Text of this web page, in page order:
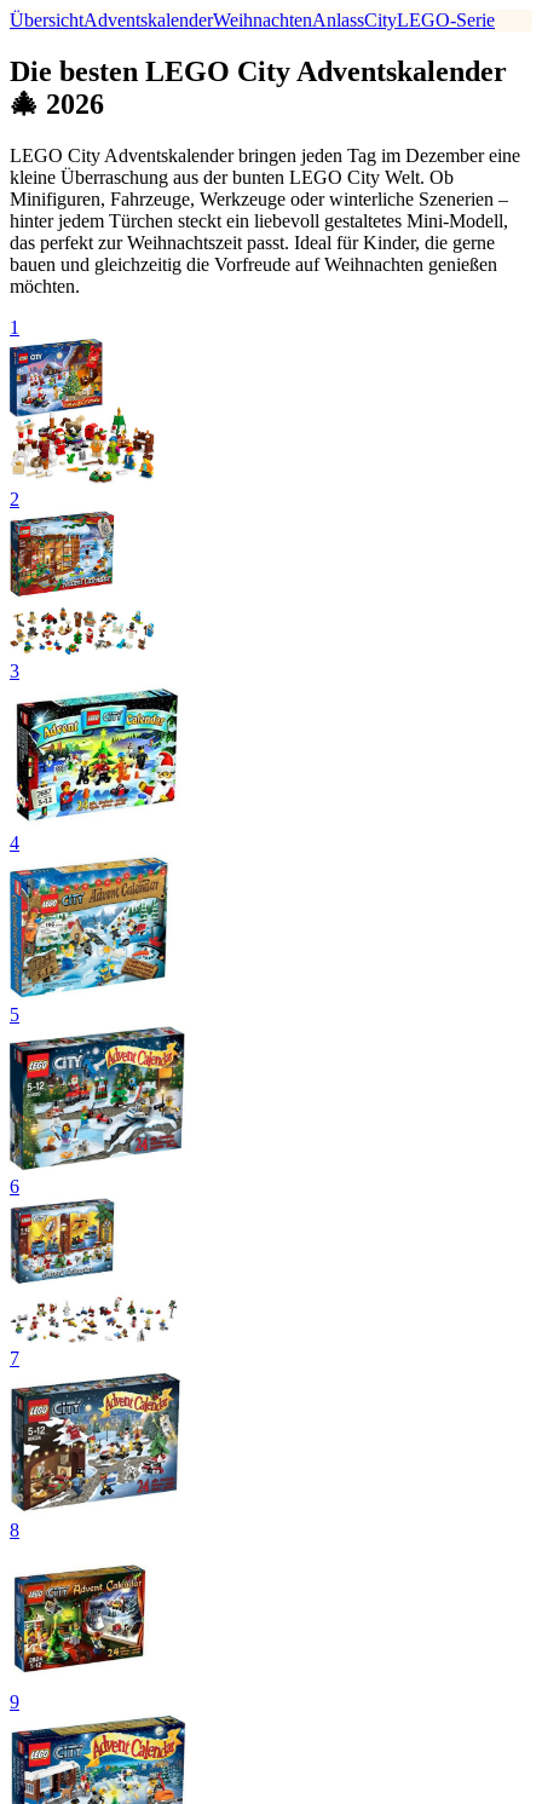
ÜbersichtAdventskalenderWeihnachtenAnlassCityLEGO-Serie
Die besten LEGO City Adventskalender
🎄 2026
LEGO City Adventskalender bringen jeden Tag im Dezember eine
kleine Überraschung aus der bunten LEGO City Welt. Ob
Minifiguren, Fahrzeuge, Werkzeuge oder winterliche Szenerien –
hinter jedem Türchen steckt ein liebevoll gestaltetes Mini-Modell,
das perfekt zur Weihnachtszeit passt. Ideal für Kinder, die gerne
bauen und gleichzeitig die Vorfreude auf Weihnachten genießen
möchten.
1
2
3
4
5
6
7
8
9